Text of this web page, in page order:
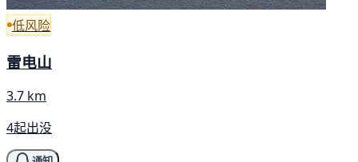
低风险
雷电山
3.7 km
4起出没